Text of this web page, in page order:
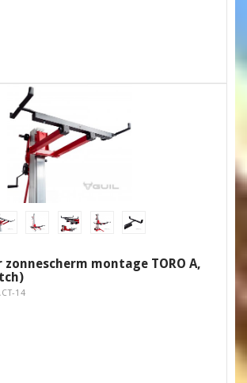
montage TORO A,
14